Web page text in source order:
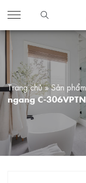
Trang chủ»Sản phẩm
ngang C-306VPTN